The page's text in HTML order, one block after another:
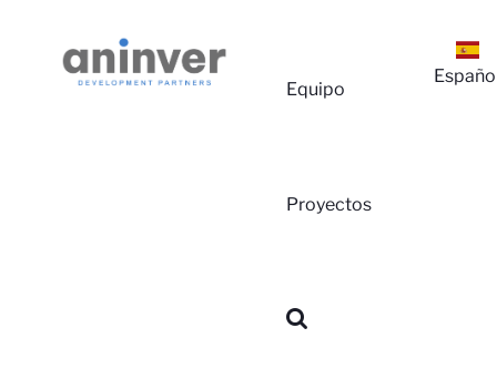
Equipo
Proyectos